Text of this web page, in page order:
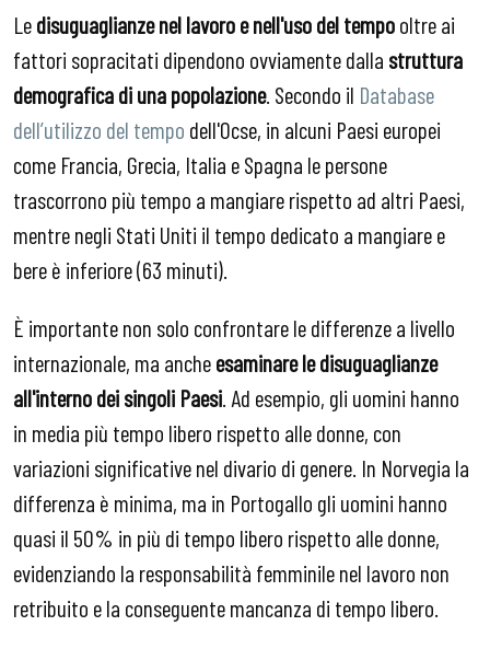
Ledisuguaglianze nel lavoro e nell'uso del tempooltre ai
fattori sopracitati dipendono ovviamente dalla struttura
demografica di una popolazione. Secondo il Database
dell’utilizzo del tempo dell'Ocse, in alcuni Paesi europei
come Francia, Grecia, Italia e Spagna le persone
trascorrono più tempo a mangiare rispetto ad altri Paesi,
mentre negli Stati Uniti il tempo dedicato a mangiare e
bere è inferiore (63 minuti).
È importante non solo confrontare le differenze a livello
internazionale, ma ancheesaminare le disuguaglianze
all'interno dei singoli Paesi. Ad esempio, gli uomini hanno
in media più tempo libero rispetto alle donne, con
variazioni significative nel divario di genere. In Norvegia la
differenza è minima, ma in Portogallo gli uomini hanno
quasi il 50% in più di tempo libero rispetto alle donne,
evidenziando la responsabilità femminile nel lavoro non
retribuito e la conseguente mancanza di tempo libero.